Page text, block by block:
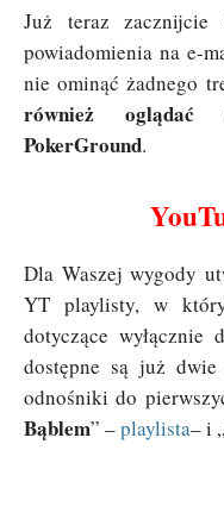
Już teraz zacznijcie
powiadomienia na e-
nie ominąć żadnego
również oglądać
PokerGround.
Dla Waszej wygody
YT playlisty, w
dotyczące
dostępne są już
odnośniki do
Bąblem” –playlista– i „